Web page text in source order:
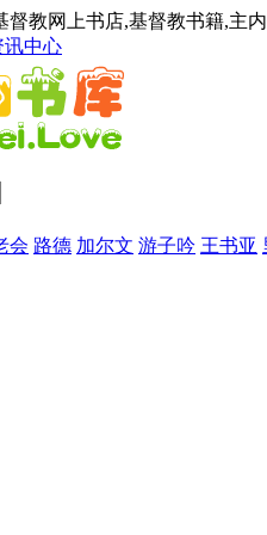
教网上书店,基督教书籍,主内
讯中心
会 路德 加尔文 游子吟 王书亚